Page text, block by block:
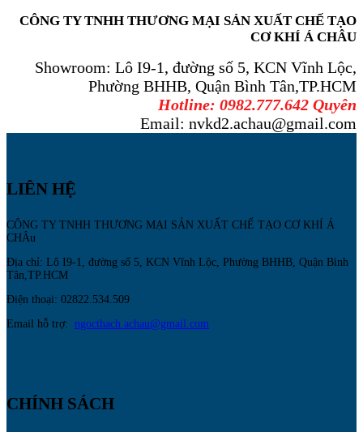
CÔNG TY TNHH THƯƠNG MẠI SẢN XUẤT CHẾ TẠO
CƠ KHÍ Á CHÂU
Showroom: Lô I9-1, đường số 5, KCN Vĩnh Lộc,
Phường BHHB, Quận Bình Tân,TP.HCM
Hotline: 0982.777.642 Quyên
Email: nvkd2.achau@gmail.com
LIÊN HỆ
CÔNG TY TNHH THƯƠNG MẠI SẢN XUẤT CHẾ TẠO CƠ KHÍ Á
CHÂu
Địa chỉ: Lô I9-1, đường số 5, KCN Vĩnh Lộc, Phường BHHB, Quận Bình
Tân,TP.HCM
Điện thoại: 02822.534.509
Email hỗ trợ: ngocthach.achau@gmail.com
CHÍNH SÁCH